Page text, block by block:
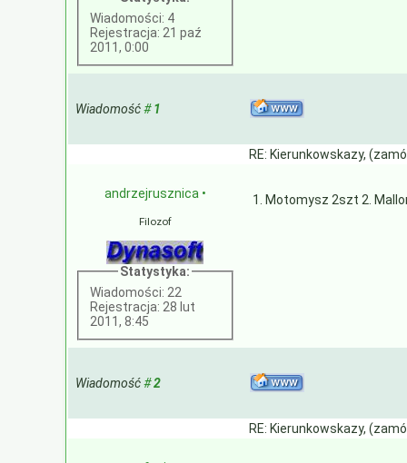
Wiadomości: 4
Rejestracja: 21 paź
2011, 0:00
Wiadomość#1
RE: Kierunkowskazy,
andrzejrusznica •
Filozof
Statystyka:
Wiadomości: 22
Rejestracja: 28 lut
2011, 8:45
1. Motomysz 2szt 2.
Wiadomość#2
RE: Kierunkowskazy,